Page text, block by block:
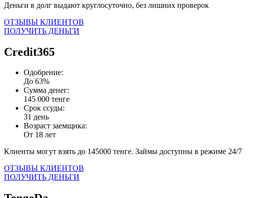
Деньги в долг выдают круглосуточно, без лишних проверок
ОТЗЫВЫ КЛИЕНТОВ
ПОЛУЧИТЬ ДЕНЬГИ
Credit365
Одобрение:
До 63%
Сумма денег:
145 000 тенге
Срок ссуды:
31 день
Возраст заемщика:
От 18 лет
Клиенты могут взять до 145000 тенге. Займы доступны в режиме 24/7
ОТЗЫВЫ КЛИЕНТОВ
ПОЛУЧИТЬ ДЕНЬГИ